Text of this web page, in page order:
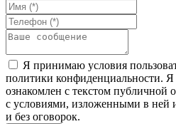
Я принимаю условия
политики конфиденциальности.
ознакомлен с текстом публичной
с условиями, изложенными в
и без оговорок.